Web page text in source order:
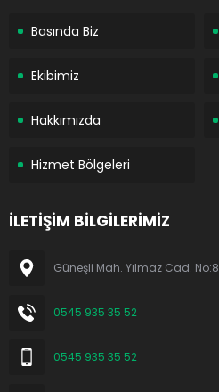
Basında Biz
Ekibimiz
Hakkımızda
Hizmet Bölgeleri
İLETİŞİM BİLGİLERİMİZ
Güneşli Mah. Yılmaz Cad. No:8
0545 935 35 52
0545 935 35 52